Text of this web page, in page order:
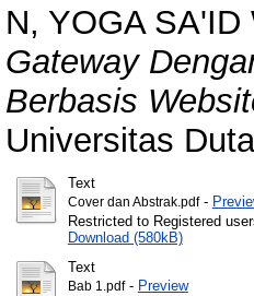
N, YOGA SA'ID
Gateway
Berbasis
Universitas
Text
Cover dan Abstrak.pdf-
Restricted to Registered
Download (580kB)
Text
Bab 1.pdf- Preview